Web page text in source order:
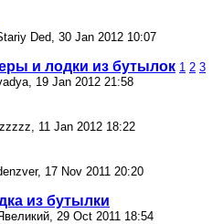
Ded, 30 Jan 2012 10:07
и лодки из бутылок 1 2 3
19 Jan 2012 21:58
11 Jan 2012 18:22
17 Nov 2011 20:20
из бутылки
29 Oct 2011 18:54